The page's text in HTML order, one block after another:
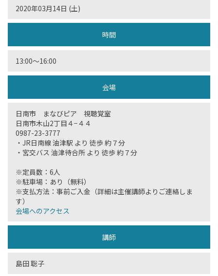
2020年03月14日 (土)
時間
13:00〜16:00
会場
日南市 まなびピア 視聴覚室
日南市木山2丁目４−４４
0987-23-3777
・JR日南線 油津駅 より 徒歩 約７分
・宮交バス 油津待合所 より 徒歩 約７分
※定員数：6人
※駐車場：あり（無料）
※支払方法：事前ご入金（詳細は主催講師よりご連絡しま
す）
会場へのアクセス
講師
島田 聡子